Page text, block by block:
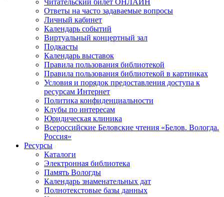
Читательский билет ОНЛАЙН
Ответы на часто задаваемые вопросы
Личный кабинет
Календарь событий
Виртуальный концертный зал
Подкасты
Календарь выставок
Правила пользования библиотекой
Правила пользования библиотекой в картинках
Условия и порядок предоставления доступа к
ресурсам Интернет
Политика конфиденциальности
Клубы по интересам
Юридическая клиника
Всероссийские Беловские чтения «Белов. Вологда.
Россия»
Ресурсы
Каталоги
Электронная библиотека
Память Вологды
Календарь знаменательных дат
Полнотекстовые базы данных